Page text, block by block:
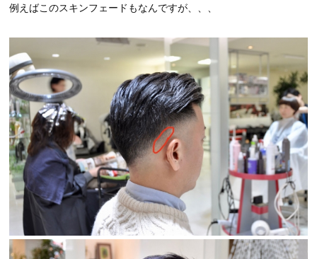
例えばこのスキンフェードもなんですが、、、